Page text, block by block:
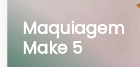
Maquiagem
Make 5